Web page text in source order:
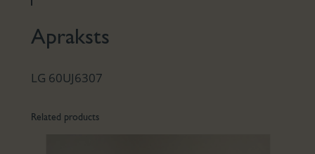
Apraksts
LG 60UJ6307
Related products